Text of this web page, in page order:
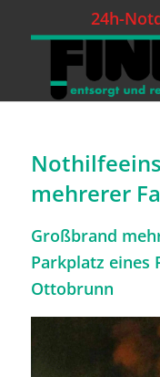
24h-
mehrerer
Großbrand
Parkplatz eines
Ottobrunn